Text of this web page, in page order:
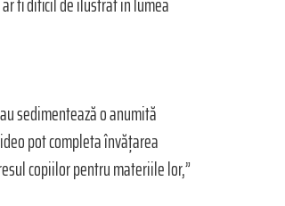
sedimentează o anumită
pot completa învățarea
copiilor pentru materiile lor,”